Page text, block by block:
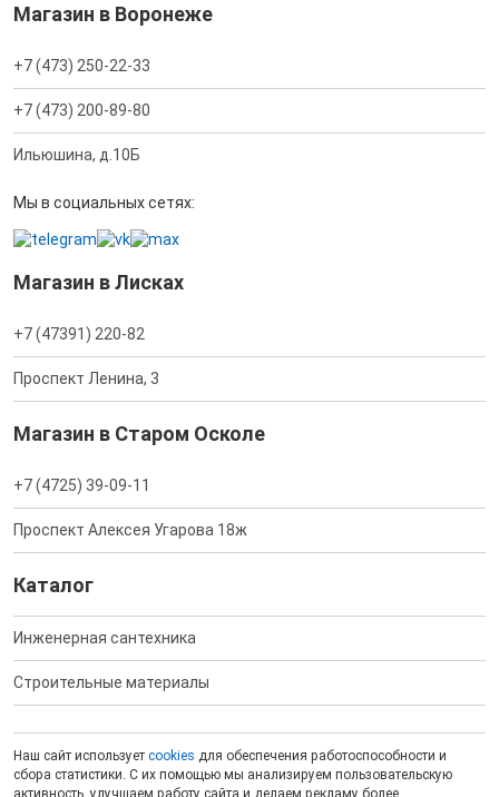
Магазин в Воронеже
+7 (473) 250-22-33
+7 (473) 200-89-80
Ильюшина, д.10Б
Мы в социальных сетях:
Магазин в Лисках
+7 (47391) 220-82
Проспект Ленина, 3
Магазин в Старом Осколе
+7 (4725) 39-09-11
Проспект Алексея Угарова 18ж
Каталог
Инженерная сантехника
Строительные материалы
Наш сайт использует cookies для обеспечения работоспособности и
сбора статистики. С их помощью мы анализируем пользовательскую
активность, улучшаем работу сайта и делаем рекламу более